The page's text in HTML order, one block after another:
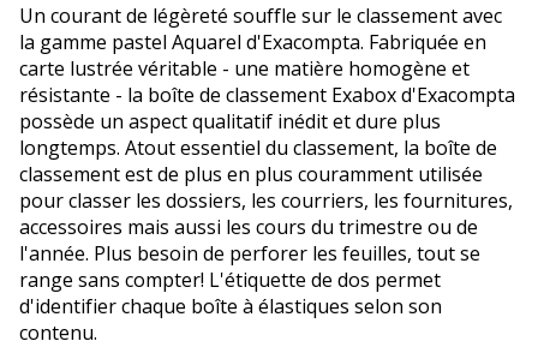
Un courant de légèreté souffle sur le classement avec
la gamme pastel Aquarel d'Exacompta. Fabriquée en
carte lustrée véritable - une matière homogène et
résistante - la boîte de classement Exabox d'Exacompta
possède un aspect qualitatif inédit et dure plus
longtemps. Atout essentiel du classement, la boîte de
classement est de plus en plus couramment utilisée
pour classer les dossiers, les courriers, les fournitures,
accessoires mais aussi les cours du trimestre ou de
l'année. Plus besoin de perforer les feuilles, tout se
range sans compter! L'étiquette de dos permet
d'identifier chaque boîte à élastiques selon son
contenu.